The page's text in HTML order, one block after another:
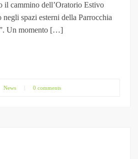
il cammino dell’Oratorio Estivo
negli spazi esterni della Parrocchia
Un momento […]
News 0 comments